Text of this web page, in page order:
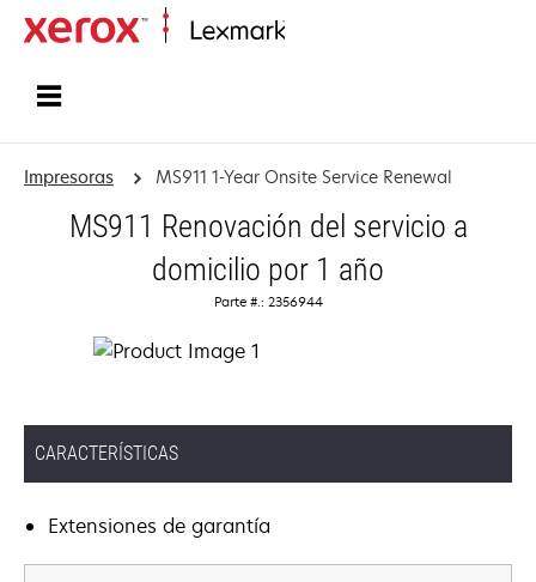
Impresoras MS911 1-Year Onsite Service Renewal
MS911 Renovación del servicio a
domicilio por 1 año
Parte #.: 2356944
CARACTERÍSTICAS
Extensiones de garantía